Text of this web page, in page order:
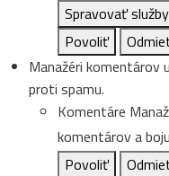
Spravovať služby
Povoliť
Manažéri komentárov
proti spamu.
Komentáre
komentárov a
Povoliť